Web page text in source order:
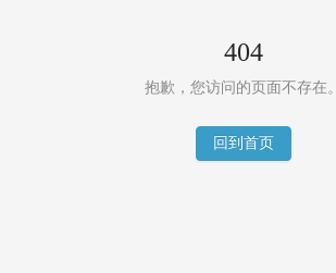
404
抱歉，您访问的页面不存在。
回到首页